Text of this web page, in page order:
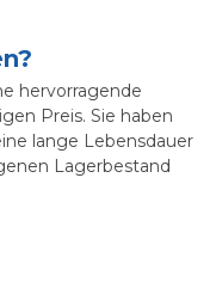
hervorragende
Preis. Sie haben
lange Lebensdauer
Lagerbestand